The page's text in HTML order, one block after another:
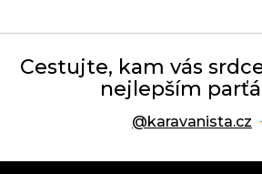
Cestujte, kam vás
nejlepším
@karavanista.cz